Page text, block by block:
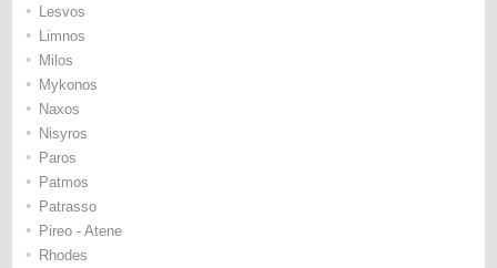
• Lesvos
• Limnos
• Milos
• Mykonos
• Naxos
• Nisyros
• Paros
• Patmos
• Patrasso
• Pireo - Atene
• Rhodes